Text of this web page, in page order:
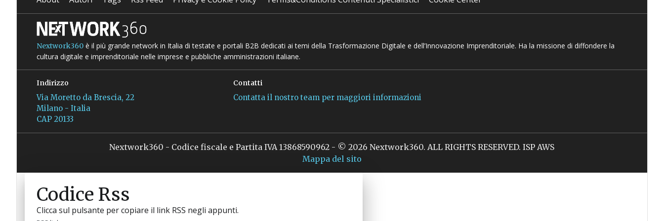
Nextwork360è il più grande network in Italia di testate e portali B2B dedicati ai temi della Trasformazione Digitale e dell’Innovazione Imprenditoriale. Ha la missione di diffondere la
cultura digitale e imprenditoriale nelle imprese e pubbliche amministrazioni italiane.
Indirizzo
Via Moretto da Brescia, 22
Milano - Italia
CAP 20133
Contatti
Contatta il nostro team per maggiori informazioni
Nextwork360 - Codice fiscale e Partita IVA 13868590962 - © 2026 Nextwork360. ALL RIGHTS RESERVED. ISP AWS
Mappa del sito
Codice Rss
Clicca sul pulsante per copiare il link RSS negli appunti.